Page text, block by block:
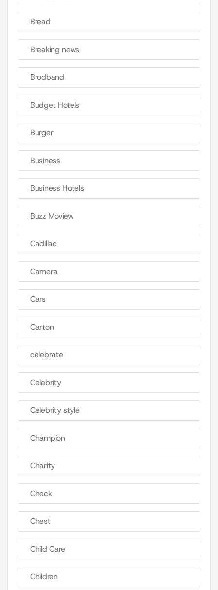
Bread
Breaking news
Brodband
Budget Hotels
Burger
Business
Business Hotels
Buzz Moview
Cadillac
Camera
Cars
Carton
celebrate
Celebrity
Celebrity style
Champion
Charity
Check
Chest
Child Care
Children